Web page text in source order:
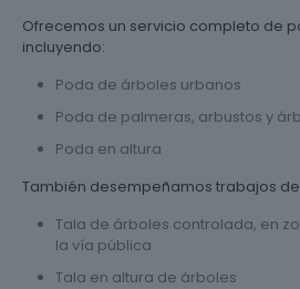
Ofrecemos un servicio completo de
incluyendo:
Poda de árboles urbanos
Poda de palmeras, arbustos y
Poda en altura
También desempeñamos trabajos
Tala de árboles controlada, en
la vía pública
Tala en altura de árboles